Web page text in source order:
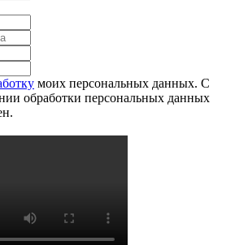
моих персональных данных. С
обработки персональных данных